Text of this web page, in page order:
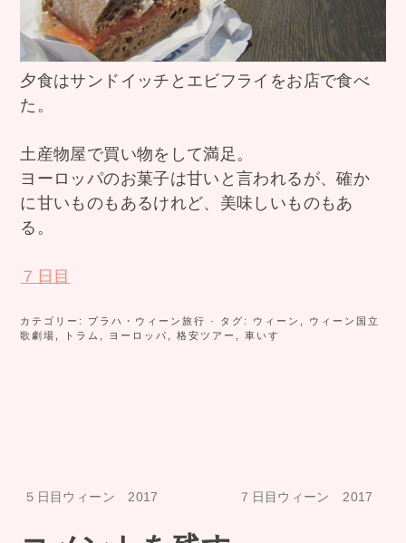
夕食はサンドイッチとエビフライをお店で食べ
た。
土産物屋で買い物をして満足。
ヨーロッパのお菓子は甘いと言われるが、確か
に甘いものもあるけれど、美味しいものもあ
る。
７日目
カテゴリー: プラハ・ウィーン旅行 · タグ: ウィーン
ウィーン国立
歌劇場
トラム ヨーロッパ ,格安ツアー ,車いす
投
５日目ウィーン 2017 ７日目ウィーン 2017